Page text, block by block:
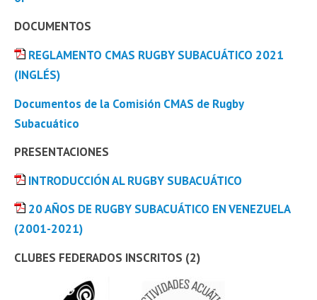
DOCUMENTOS
REGLAMENTO CMAS RUGBY SUBACUÁTICO 2021
(INGLÉS)
Documentos de la Comisión CMAS de Rugby
Subacuático
PRESENTACIONES
INTRODUCCIÓN AL RUGBY SUBACUÁTICO
20 AÑOS DE RUGBY SUBACUÁTICO EN VENEZUELA
(2001-2021)
CLUBES FEDERADOS INSCRITOS (2)